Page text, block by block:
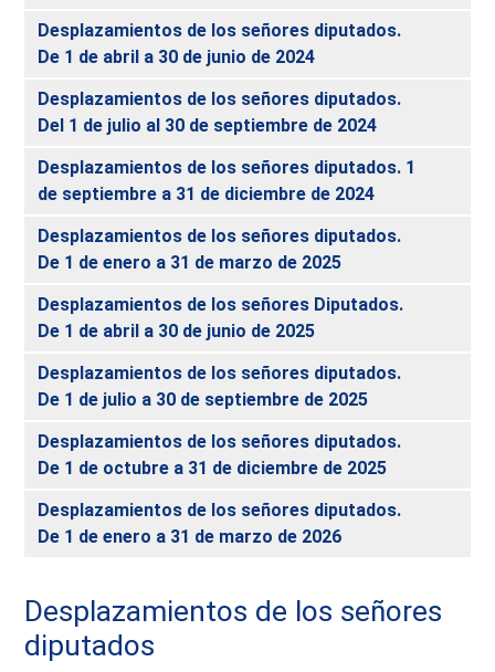
Desplazamientos de los señores diputados.
De 1 de abril a 30 de junio de 2024
Desplazamientos de los señores diputados.
Del 1 de julio al 30 de septiembre de 2024
Desplazamientos de los señores diputados. 1
de septiembre a 31 de diciembre de 2024
Desplazamientos de los señores diputados.
De 1 de enero a 31 de marzo de 2025
Desplazamientos de los señores Diputados.
De 1 de abril a 30 de junio de 2025
Desplazamientos de los señores diputados.
De 1 de julio a 30 de septiembre de 2025
Desplazamientos de los señores diputados.
De 1 de octubre a 31 de diciembre de 2025
Desplazamientos de los señores diputados.
De 1 de enero a 31 de marzo de 2026
Desplazamientos de los señores
diputados